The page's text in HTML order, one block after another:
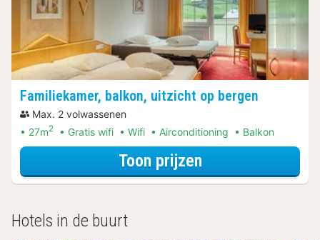
Familiekamer, balkon, uitzicht op bergen
Max. 2 volwassenen
27m2 Gratis wifi Wifi Airconditioning Balkon
Toon prijzenvoor
Hotels in de buurt